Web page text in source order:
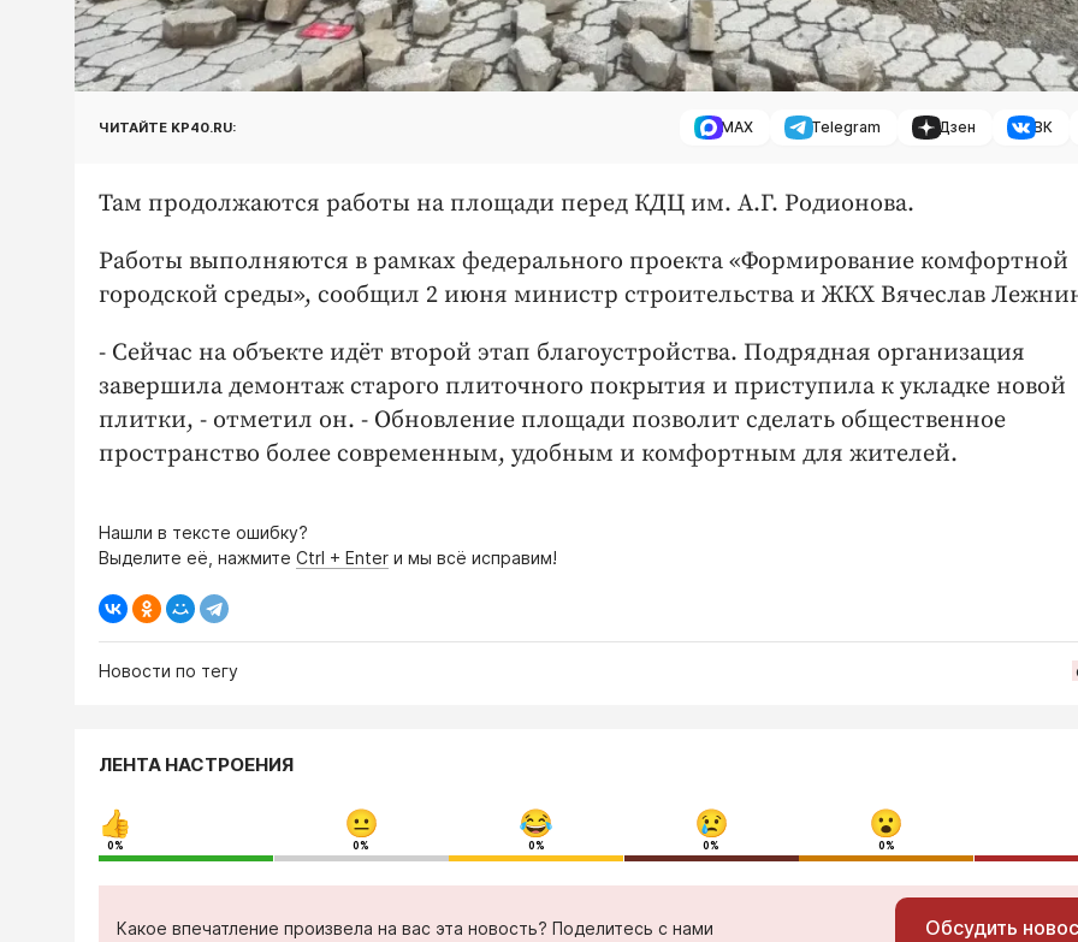
ЧИТАЙТЕ KP40.RU: MAX Telegram Дзен ВК
Там продолжаются работы на площади перед КДЦ им. А.Г. Родионова.
Работы выполняются в рамках федерального проекта «Формирование комфортной
городской среды», сообщил 2 июня министр строительства и ЖКХ Вячеслав
- Сейчас на объекте идёт второй этап благоустройства. Подрядная организация
завершила демонтаж старого плиточного покрытия и приступила к укладке новой
плитки, - отметил он. - Обновление площади позволит сделать общественное
пространство более современным, удобным и комфортным для жителей.
Нашли в тексте ошибку?
Выделите её, нажмите Ctrl + Enter и мы всё исправим!
Новости по тегу
ЛЕНТА НАСТРОЕНИЯ
0% 0% 0% 0% 0%
Какое впечатление произвела на вас эта новость? Поделитесь с нами Обсудить